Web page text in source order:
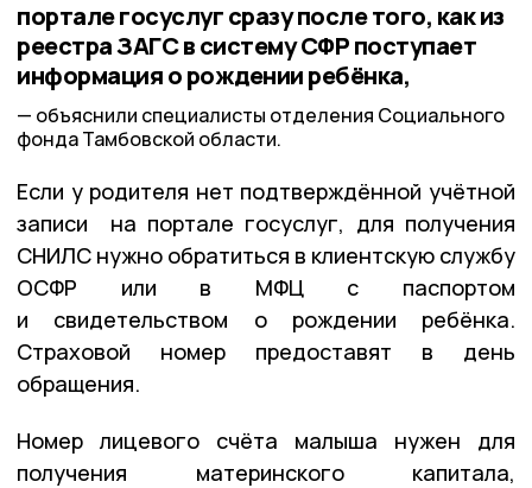
портале госуслуг сразу после того, как из
реестра ЗАГС в систему СФР поступает
информация о рождении ребёнка,
объяснили специалисты отделения Социального
фонда Тамбовской области.
Если у родителя нет подтверждённой учётной
записи на портале госуслуг, для получения
СНИЛС нужно обратиться в клиентскую службу
ОСФР или в МФЦ с паспортом
и свидетельством о рождении ребёнка.
Страховой номер предоставят в день
обращения.
Номер лицевого счёта малыша нужен для
получения материнского капитала,